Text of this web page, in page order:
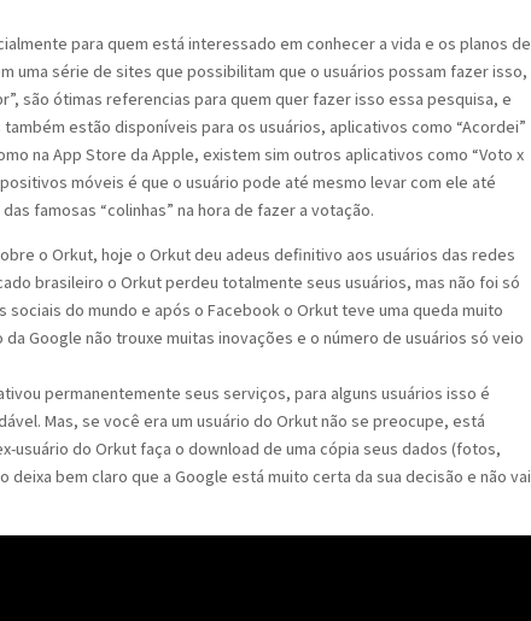
para quem está interessado em conhecer a vida e os planos de
uma série de sites que possibilitam que o usuários possam fazer isso,
são ótimas referencias para quem quer fazer isso essa pesquisa, e
estão disponíveis para os usuários, aplicativos como “Acordei”
na App Store da Apple, existem sim outros aplicativos como “Voto x
móveis é que o usuário pode até mesmo levar com ele até
famosas “colinhas” na hora de fazer a votação.
o Orkut, hoje o Orkut deu adeus definitivo aos usuários das redes
brasileiro o Orkut perdeu totalmente seus usuários, mas não foi só
do mundo e após o Facebook o Orkut teve uma queda muito
Google não trouxe muitas inovações e o número de usuários só veio
permanentemente seus serviços, para alguns usuários isso é
Mas, se você era um usuário do Orkut não se preocupe, está
usuário do Orkut faça o download de uma cópia seus dados (fotos,
bem claro que a Google está muito certa da sua decisão e não vai